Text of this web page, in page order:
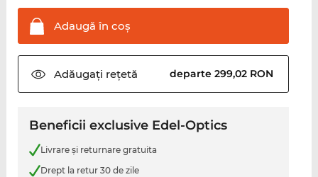
Adaugă în coş
Adăugați rețetă departe 299,02 RON
Beneficii exclusive Edel-Optics
Livrare şi returnare gratuita
Drept la retur 30 de zile